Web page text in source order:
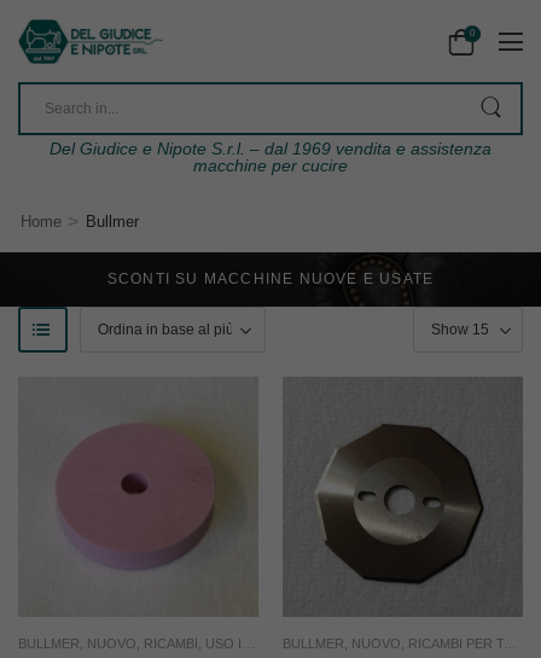
0
Del Giudice e Nipote S.r.l. – dal 1969 vendita e assistenza
macchine per cucire
Home > Bullmer
SCONTI SU MACCHINE NUOVE E USATE
BULLMER NUOVO RICAMBI USO INDUSTRIA BULLMER NUOVO RICAMBI PER TAGLIERINE